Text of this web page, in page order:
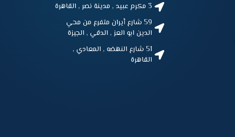
3 مكرم عبيد , مدينة نصر , القاهرة
59 شارع أيران متفرع من محي
الدين ابو العز , الدقي , الجيزة
51 شارع النهضه , المعادي ,
القاهرة